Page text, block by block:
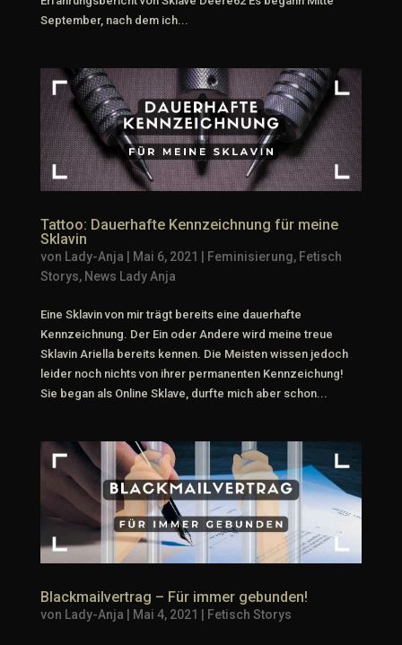
September, nach dem ich...
Tattoo: Dauerhafte Kennzeichnung für meine
Sklavin
von Lady-Anja Mai 6, 2021 Feminisierung, Fetisch
Storys, News Lady Anja
Eine Sklavin von mir trägt bereits eine dauerhafte
Kennzeichnung. Der Ein oder Andere wird meine treue
Sklavin Ariella bereits kennen. Die Meisten wissen jedoch
leider noch nichts von ihrer permanenten Kennzeichung!
Sie began als Online Sklave, durfte mich aber schon...
Blackmailvertrag – Für immer gebunden!
von Lady-Anja Mai 4, 2021 Fetisch Storys